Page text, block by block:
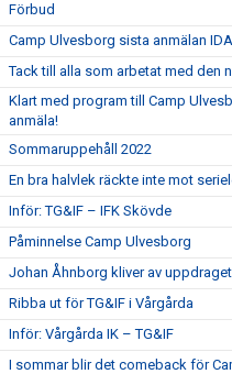
Förbud
Camp Ulvesborg sista anmälan
Tack till alla som arbetat med den
Klart med program till Camp
anmäla!
Sommaruppehåll 2022
En bra halvlek räckte inte mot
Inför: TG&IF – IFK Skövde
Påminnelse Camp Ulvesborg
Johan Åhnborg kliver av
Ribba ut för TG&IF i Vårgårda
Inför: Vårgårda IK – TG&IF
I sommar blir det comeback för